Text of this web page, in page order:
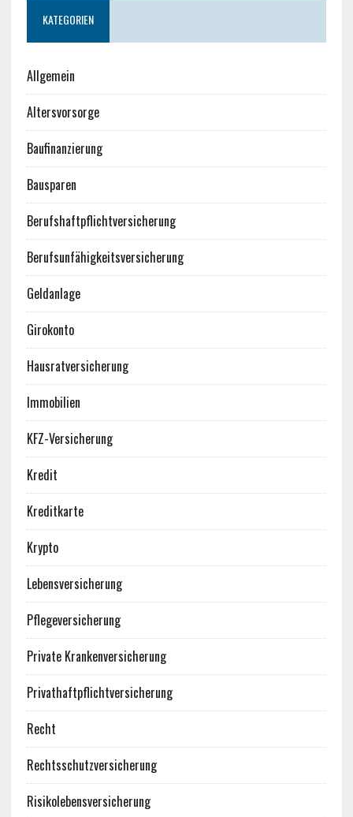
KATEGORIEN
Allgemein
Altersvorsorge
Baufinanzierung
Bausparen
Berufshaftpflichtversicherung
Berufsunfähigkeitsversicherung
Geldanlage
Girokonto
Hausratversicherung
Immobilien
KFZ-Versicherung
Kredit
Kreditkarte
Krypto
Lebensversicherung
Pflegeversicherung
Private Krankenversicherung
Privathaftpflichtversicherung
Recht
Rechtsschutzversicherung
Risikolebensversicherung